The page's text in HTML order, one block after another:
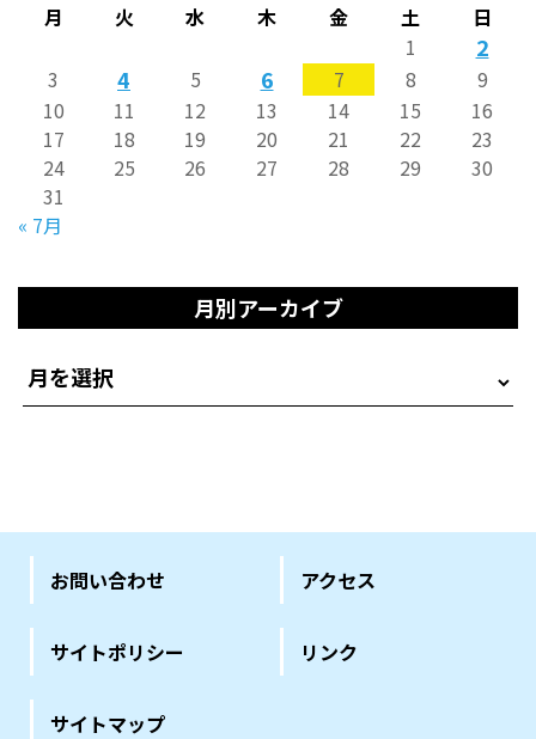
月
火 水 木 金 土 日
« 7月
1 2
3 4 5 6 7 8
9
10
11 12 13 14 15
16
17
18 19 20 21 22
23
24
25 26 27 28 29
30
31
月別アーカイブ
お問い合わせ アクセス
サイトポリシー リンク
サイトマップ